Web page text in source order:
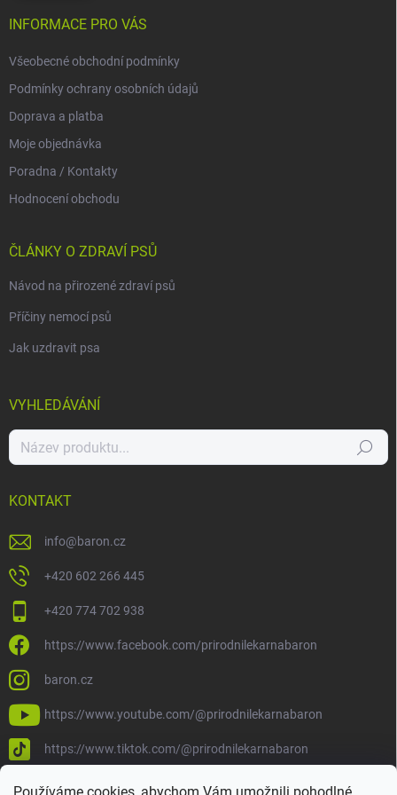
INFORMACE PRO VÁS
Všeobecné obchodní podmínky
Podmínky ochrany osobních údajů
Doprava a platba
Moje objednávka
Poradna / Kontakty
Hodnocení obchodu
ČLÁNKY O ZDRAVÍ PSŮ
Návod na přirozené zdraví psů
Příčiny nemocí psů
Jak uzdravit psa
VYHLEDÁVÁNÍ
Hledat
KONTAKT
info@baron.cz
+420 602 266 445
+420 774 702 938
https://www.facebook.com/prirodnilekarnabaron
baron.cz
https://www.youtube.com/@prirodnilekarnabaron
https://www.tiktok.com/@prirodnilekarnabaron